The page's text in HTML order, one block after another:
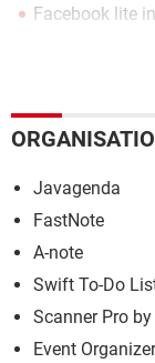
Facebook lite
Facebook lite
Javagenda
FastNote
A-note
Swift To-Do
Scanner Pro
Event